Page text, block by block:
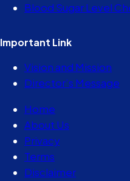
Blood Sugar Level
Important Link
Vision and Mission
Director’s Message
Home
About Us
Privacy
Terms
Disclaimer